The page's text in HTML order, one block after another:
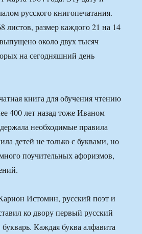
русского книгопечатания.
листов, размер каждого 21 на 14
около двух тысяч
на сегодняшний день
книга для обучения чтению
400 лет назад тоже Иваном
необходимые правила
детей не только с буквами, но
поучительных афоризмов,
Истомин, русский поэт и
ко двору первый русский
Каждая буква алфавита